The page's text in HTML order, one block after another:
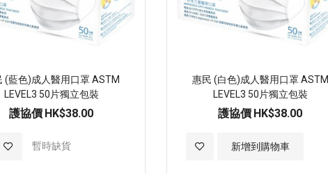
(藍色)成人醫用口罩 ASTM
LEVEL3 50片獨立包裝
護協價 HK$38.00
暫時缺貨
加
惠民 (白色)成人醫用口罩 ASTM
LEVEL3 50片獨立包裝
護協價 HK$38.00
新增到購物車
加